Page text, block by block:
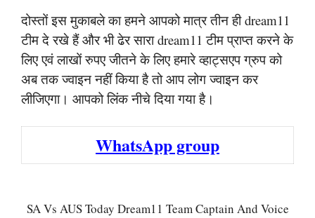
दोस्तों इस मुकाबले का हमने आपको मात्र तीन ही dream11
टीम दे रखे हैं और भी ढेर सारा dream11 टीम प्राप्त करने के
लिए एवं लाखों रुपए जीतने के लिए हमारे व्हाट्सएप ग्रुप को
अब तक ज्वाइन नहीं किया है तो आप लोग ज्वाइन कर
लीजिएगा। आपको लिंक नीचे दिया गया है।
WhatsApp group
SA Vs AUS Today Dream11 Team Captain And Voice